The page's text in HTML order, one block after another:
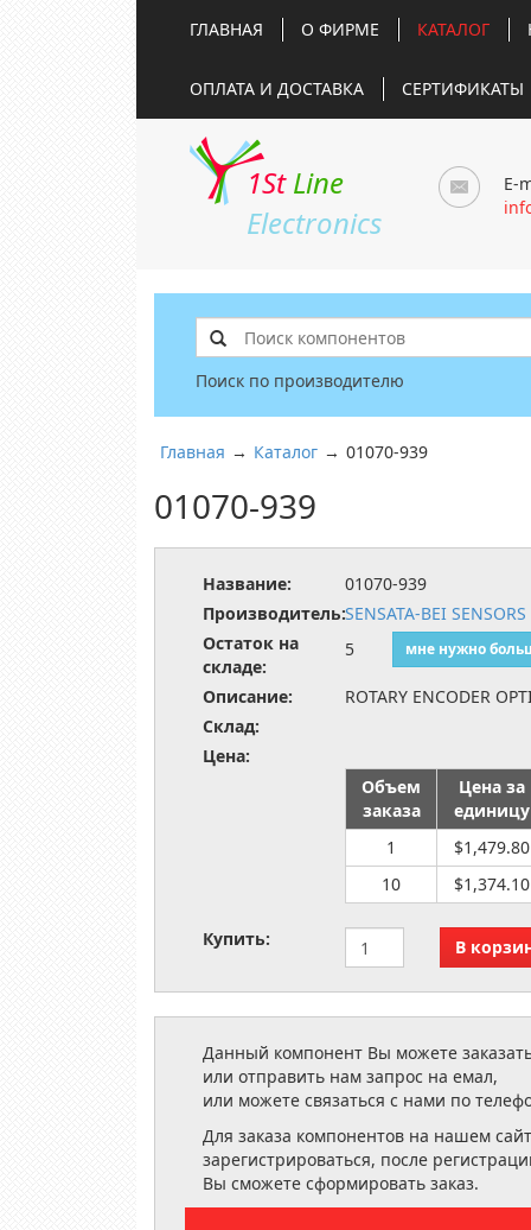
ГЛАВНАЯ О ФИРМЕ КАТАЛОГ
ОПЛАТА И ДОСТАВКА СЕРТИФИКАТЫ
1St Line
Electronics
E-
Поиск по производителю
Главная → Каталог → 01070-939
01070-939
Название:
01070-939
Производитель:SENSATA-BEI SENSORS
Остаток на
складе:
5 мне нужно
Описание:
ROTARY ENCODER
Склад:
Цена:
Объем
заказа
Цена за
единицу
1
$1,479.80
10
$1,374.10
Купить:
Данный компонент Вы можете
или отправить нам запрос на емал,
или можете связаться с нами по
Для заказа компонентов на нашем
зарегистрироваться, после
Вы сможете сформировать заказ.